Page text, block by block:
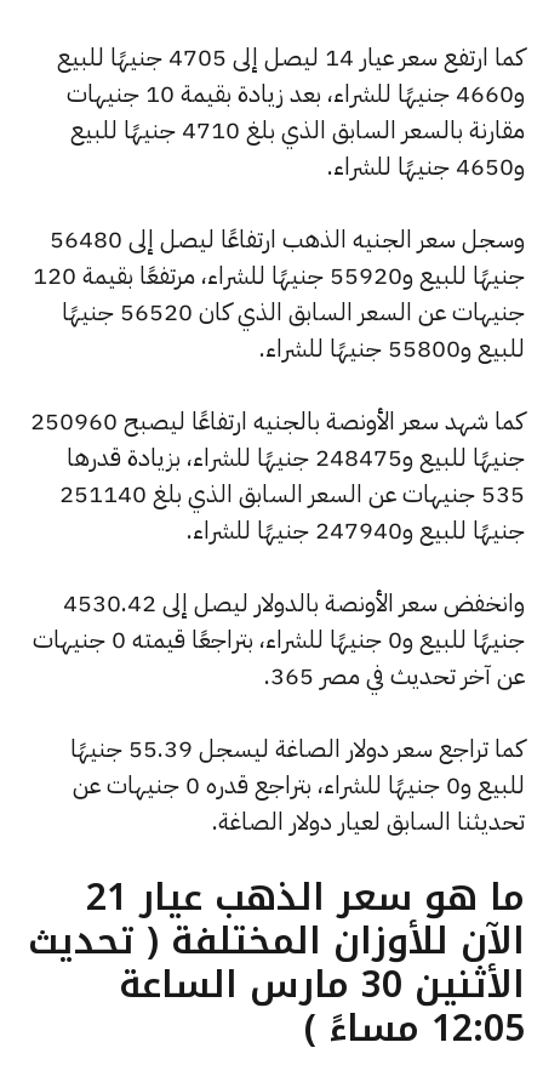
كما ارتفع سعر عيار 14 ليصل إلى 4705 جنيهًا للبيع
و4660 جنيهًا للشراء، بعد زيادة بقيمة 10 جنيهات
مقارنة بالسعر السابق الذي بلغ 4710 جنيهًا للبيع
و4650 جنيهًا للشراء.
وسجل سعر الجنيه الذهب ارتفاعًا ليصل إلى 56480
جنيهًا للبيع و55920 جنيهًا للشراء، مرتفعًا بقيمة 120
جنيهات عن السعر السابق الذي كان 56520 جنيهًا
للبيع و55800 جنيهًا للشراء.
كما شهد سعر الأونصة بالجنيه ارتفاعًا ليصبح 250960
جنيهًا للبيع و248475 جنيهًا للشراء، بزيادة قدرها
535 جنيهات عن السعر السابق الذي بلغ 251140
جنيهًا للبيع و247940 جنيهًا للشراء.
وانخفض سعر الأونصة بالدولار ليصل إلى 4530.42
جنيهًا للبيع و0 جنيهًا للشراء، بتراجعًا قيمته 0 جنيهات
عن آخر تحديث في مصر 365.
كما تراجع سعر دولار الصاغة ليسجل 55.39 جنيهًا
للبيع و0 جنيهًا للشراء، بتراجع قدره 0 جنيهات عن
تحديثنا السابق لعيار دولار الصاغة.
ما هو سعر الذهب عيار 21
الآن للأوزان المختلفة ( تحديث
الأثنين 30 مارس الساعة
12:05 مساءً )